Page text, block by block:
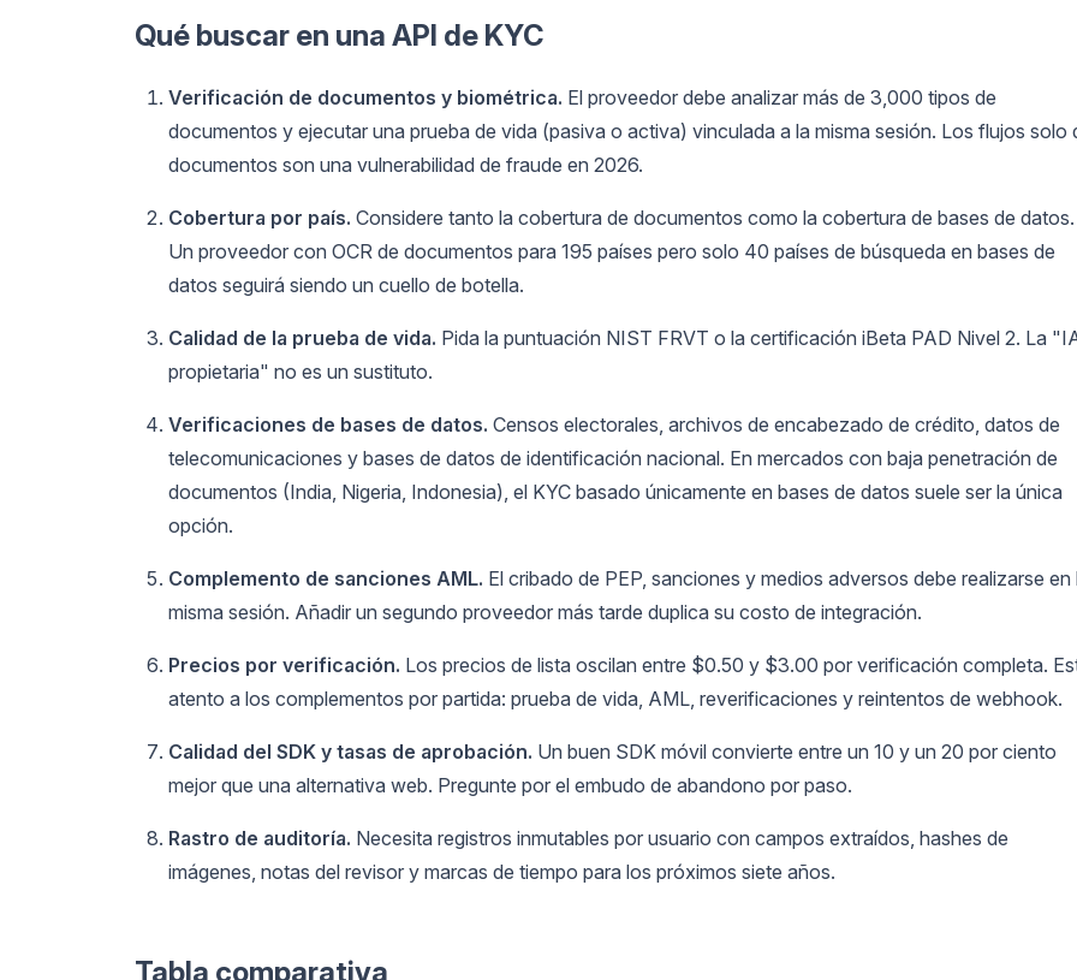
Qué buscar en una API de KYC
Verificación de documentos y biométrica. El proveedor debe analizar más de 3,000 tipos de
documentos y ejecutar una prueba de vida (pasiva o activa) vinculada a la misma sesión. Los flujos solo
documentos son una vulnerabilidad de fraude en 2026.
Cobertura por país. Considere tanto la cobertura de documentos como la cobertura de bases de datos.
Un proveedor con OCR de documentos para 195 países pero solo 40 países de búsqueda en bases de
datos seguirá siendo un cuello de botella.
Calidad de la prueba de vida. Pida la puntuación NIST FRVT o la certificación iBeta PAD Nivel 2. La
propietaria" no es un sustituto.
Verificaciones de bases de datos. Censos electorales, archivos de encabezado de crédito, datos de
telecomunicaciones y bases de datos de identificación nacional. En mercados con baja penetración de
documentos (India, Nigeria, Indonesia), el KYC basado únicamente en bases de datos suele ser la única
opción.
Complemento de sanciones AML. El cribado de PEP, sanciones y medios adversos debe realizarse en
misma sesión. Añadir un segundo proveedor más tarde duplica su costo de integración.
Precios por verificación. Los precios de lista oscilan entre $0.50 y $3.00 por verificación completa.
atento a los complementos por partida: prueba de vida, AML, reverificaciones y reintentos de webhook.
Calidad del SDK y tasas de aprobación. Un buen SDK móvil convierte entre un 10 y un 20 por ciento
mejor que una alternativa web. Pregunte por el embudo de abandono por paso.
Rastro de auditoría. Necesita registros inmutables por usuario con campos extraídos, hashes de
imágenes, notas del revisor y marcas de tiempo para los próximos siete años.
Tabla comparativa